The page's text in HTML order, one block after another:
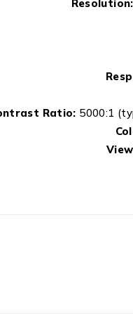
Resolution:
Ratio: 5000:1